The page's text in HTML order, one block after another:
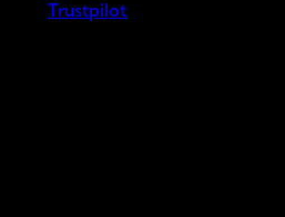
Trustpilot